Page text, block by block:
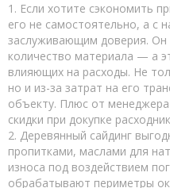
1. Если хотите сэкономить
его не самостоятельно, а с
заслуживающим доверия. Он
количество материала — а
влияющих на расходы. Не
но и из-за затрат на его
объекту. Плюс от
скидки при докупке
2. Деревянный сайдинг
пропитками, маслами для
износа под воздействием
обрабатывают периметры